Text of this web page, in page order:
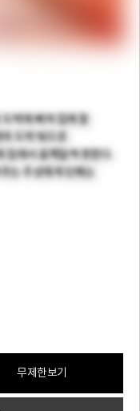
도박에 빠져 집에 잘
도박 빚으로
집에서 옴짝달싹 못한다.
는 주성에게 민혜는
무제한보기